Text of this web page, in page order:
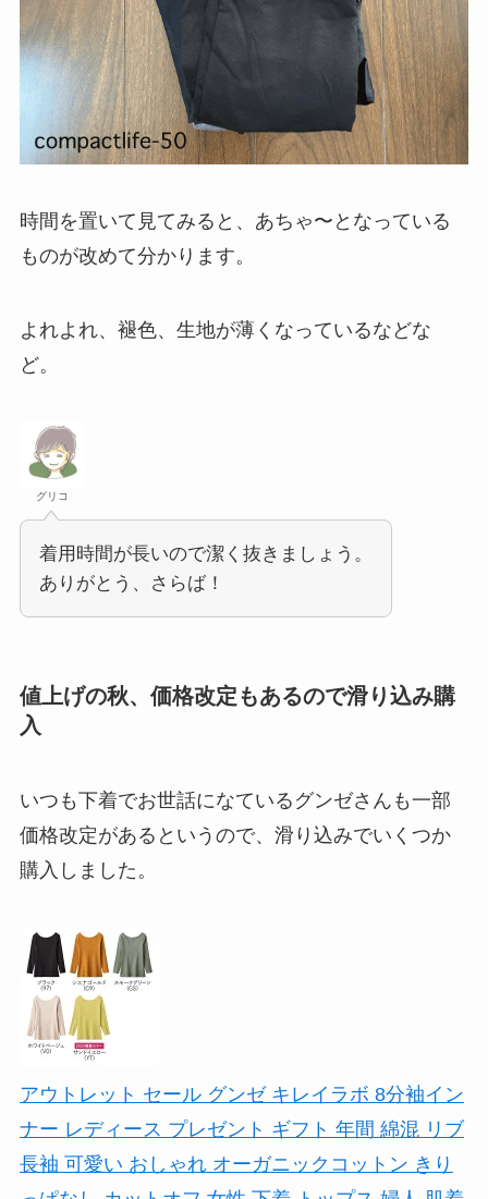
時間を置いて見てみると、あちゃ〜となっている
ものが改めて分かります。
よれよれ、褪色、生地が薄くなっているなどな
ど。
グリコ
着用時間が長いので潔く抜きましょう。
ありがとう、さらば！
値上げの秋、価格改定もあるので滑り込み購
入
いつも下着でお世話になているグンゼさんも一部
価格改定があるというので、滑り込みでいくつか
購入しました。
アウトレット セール グンゼ キレイラボ 8分袖イン
ナー レディース プレゼント ギフト 年間 綿混 リブ
長袖 可愛い おしゃれ オーガニックコットン きり